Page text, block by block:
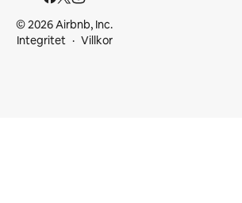
© 2026 Airbnb, Inc.
Integritet
Villkor